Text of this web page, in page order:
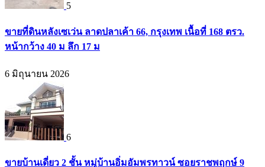
5
ขายที่ดินหลังเซเว่น ลาดปลาเค้า 66, กรุงเทพ เนื้อที่ 168 ตรว.
หน้ากว้าง 40 ม ลึก 17 ม
6 มิถุนายน 2026
6
ขายบ้านเดี่ยว 2 ชั้น หมู่บ้านอิ่มอัมพรทาวน์ ซอยราชพฤกษ์ 9